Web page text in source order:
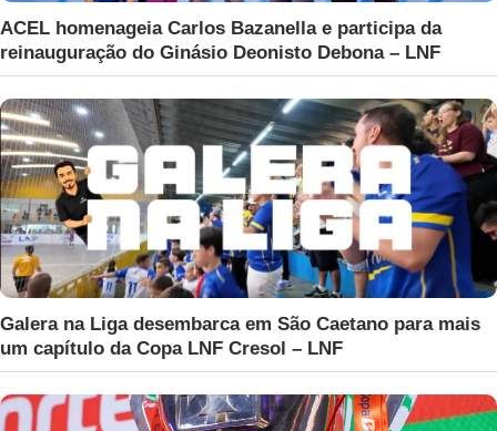
ACEL homenageia Carlos Bazanella e participa da
reinauguração do Ginásio Deonisto Debona – LNF
Galera na Liga desembarca em São Caetano para mais
um capítulo da Copa LNF Cresol – LNF